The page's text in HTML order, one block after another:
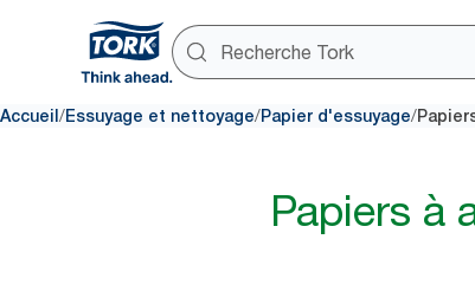
Accueil /Essuyage et nettoyage/Papier d'essuyage/
Papiers à